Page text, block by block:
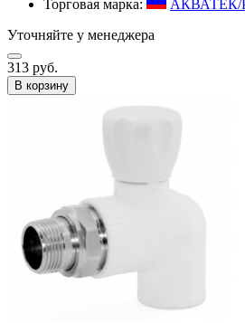
Торговая марка:
АКВАТЕК/
Уточняйте у менеджера
313 руб.
В корзину